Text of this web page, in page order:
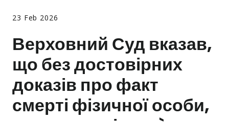
Про мобілізацію
Новини
Залишити заявку
23 Feb 2026
Верховний Суд вказав,
що без достовірних
доказів про факт
смерті фізичної особи,